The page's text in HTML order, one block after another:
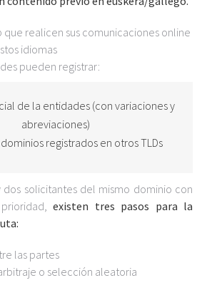
que realicen sus comunicaciones online
idiomas
pueden registrar:
de la entidades (con variaciones y
abreviaciones)
registrados en otros TLDs
solicitantes del mismo dominio con
existen tres pasos para la
las partes
o selección aleatoria